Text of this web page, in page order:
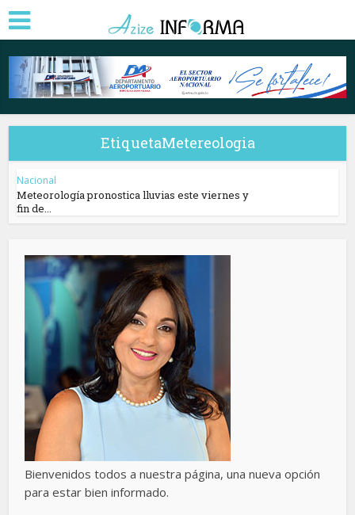
EtiquetaMetereologia
Nacional
Meteorología pronostica lluvias este viernes y
fin de...
Bienvenidos todos a nuestra página, una nueva opción
para estar bien informado.